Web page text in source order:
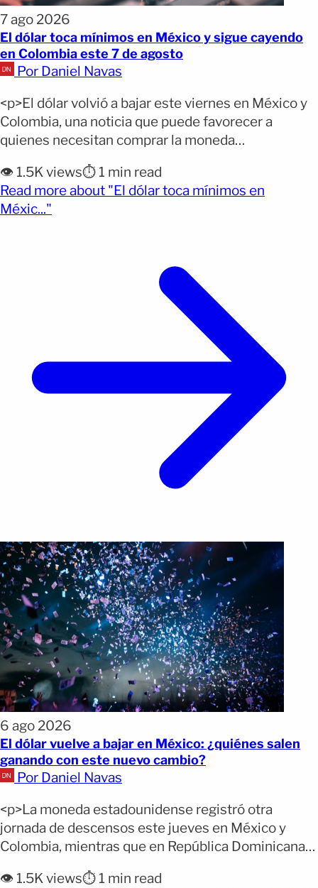
7 ago 2026
El dólar toca mínimos en México y sigue cayendo
en Colombia este 7 de agosto
Por Daniel Navas
<p>El dólar volvió a bajar este viernes en México y
Colombia, una noticia que puede favorecer a
quienes necesitan comprar la moneda
quienes cambian dólares por pesos. En República
Dominicana, el precio se mantiene sin cambios. Por
qué importa: La diferencia puede sentirse
👁️ 1.5K views⏱️ 1 min read
Read more about "El dólar toca mínimos en
Méxic..."
6 ago 2026
El dólar vuelve a bajar en México: ¿quiénes salen
ganando con este nuevo cambio?
Por Daniel Navas
<p>La moneda estadounidense registró otra
jornada de descensos este jueves en México y
Colombia, mientras que en República Dominicana
puede beneficiar a quienes necesitan comprar
👁️ 1.5K views⏱️ 1 min read